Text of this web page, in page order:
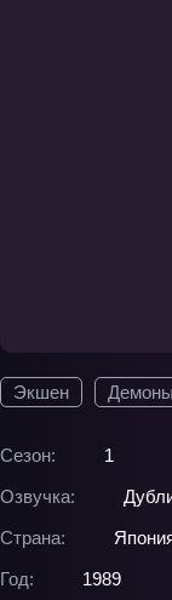
Экшен Демоны
Сезон: 1
Озвучка:
Страна:
Год:
1989